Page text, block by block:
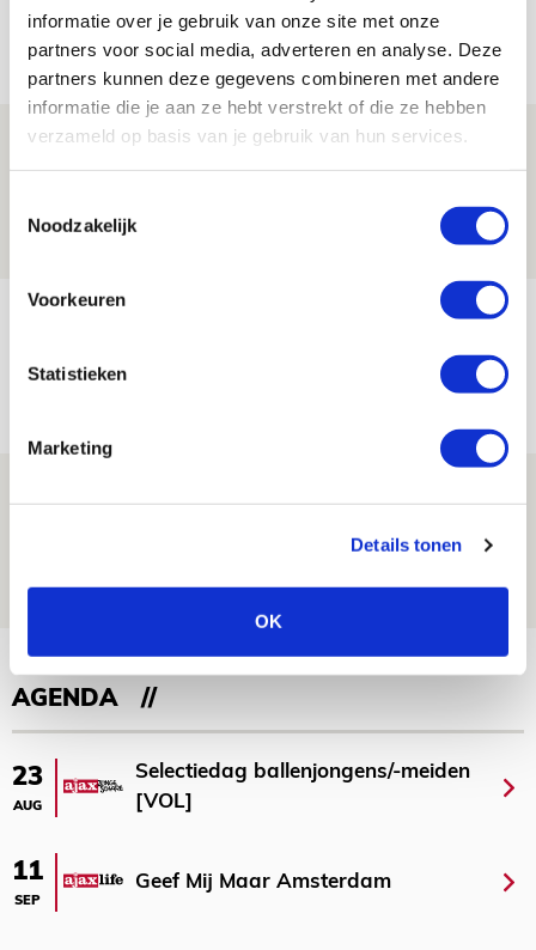
informatie over je gebruik van onze site met onze
partners voor social media, adverteren en analyse. Deze
partners kunnen deze gegevens combineren met andere
informatie die je aan ze hebt verstrekt of die ze hebben
verzameld op basis van je gebruik van hun services.
Noodzakelijk
Voorkeuren
Statistieken
Marketing
Details tonen
OK
Net binnen //
Is dit de laatste wallpaper van Godts in
de Johan Cruijff Arena?
Trotse Klaassen: ‘Vierhonderd duels
NIEUWS
Bekijk meer
AGENDA
23
AUG
Selectiedag ballenjongens/-meiden
[VOL]
11
SEP
Geef Mij Maar Amsterdam